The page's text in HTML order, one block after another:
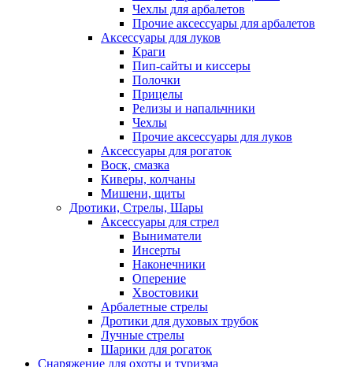
Чехлы для арбалетов
Прочие аксессуары для арбалетов
Аксессуары для луков
Краги
Пип-сайты и киссеры
Полочки
Прицелы
Релизы и напальчники
Чехлы
Прочие аксессуары для луков
Аксессуары для рогаток
Воск, смазка
Киверы, колчаны
Мишени, щиты
Дротики, Стрелы, Шары
Аксессуары для стрел
Выниматели
Инсерты
Наконечники
Оперение
Хвостовики
Арбалетные стрелы
Дротики для духовых трубок
Лучные стрелы
Шарики для рогаток
Снаряжение для охоты и туризма